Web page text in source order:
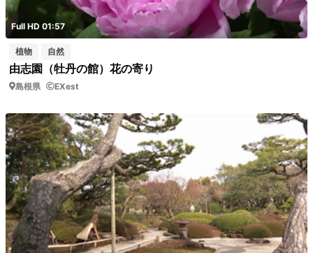
Full HD 01:57
植物 自然
由志園（牡丹の館）花の寄り
島根県 EXest